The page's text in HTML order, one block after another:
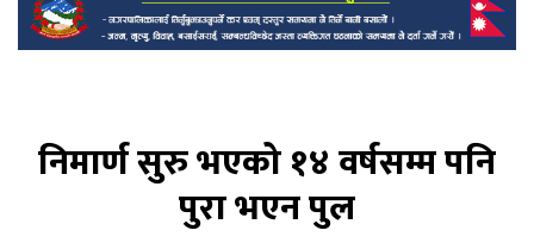
निमार्ण सुरु भएको १४ वर्षसम्म पनि
पुरा भएन पुल